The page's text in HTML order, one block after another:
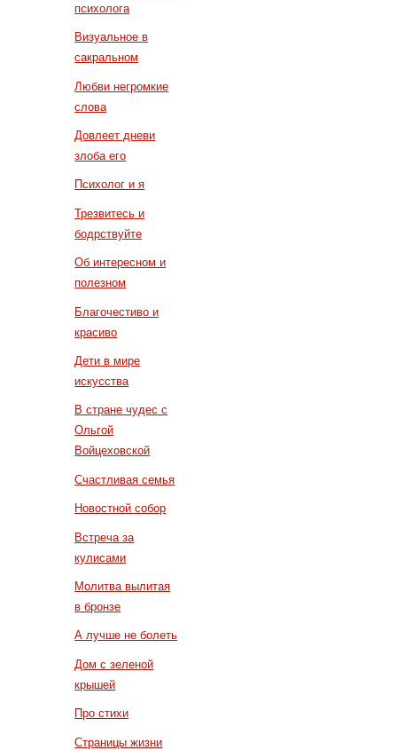
психолога
Визуальное в
сакральном
Любви негромкие
слова
Довлеет дневи
злоба его
Психолог и я
Трезвитесь и
бодрствуйте
Об интересном и
полезном
Благочестиво и
красиво
Дети в мире
искусства
В стране чудес с
Ольгой
Войцеховской
Счастливая семья
Новостной собор
Встреча за
кулисами
Молитва вылитая
в бронзе
А лучше не болеть
Дом с зеленой
крышей
Про стихи
Страницы жизни